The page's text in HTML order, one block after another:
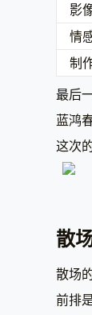
影
情
制
最后
蓝鸿
这次
散
散场
前排